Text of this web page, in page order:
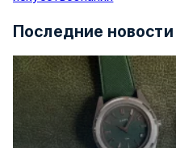
Последние новости